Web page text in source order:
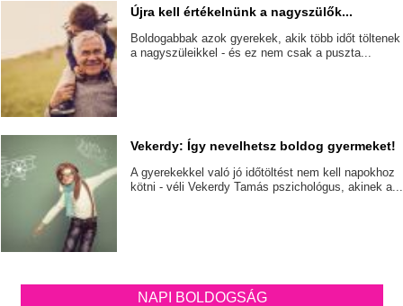
Újra kell értékelnünk a nagyszülők...
Boldogabbak azok gyerekek, akik több időt töltenek
a nagyszüleikkel - és ez nem csak a puszta...
Vekerdy: Így nevelhetsz boldog gyermeket!
A gyerekekkel való jó időtöltést nem kell napokhoz
kötni - véli Vekerdy Tamás pszichológus, akinek a...
NAPI BOLDOGSÁG